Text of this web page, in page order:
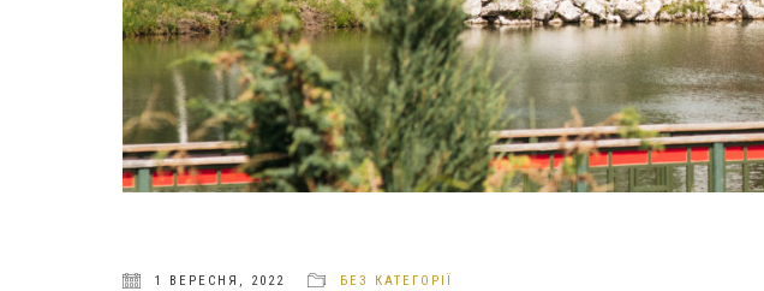
1 ВЕРЕСНЯ, 2022 БЕЗ КАТЕГОРІЇ